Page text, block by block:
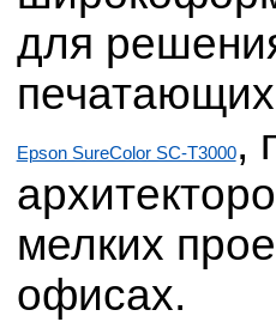
для
Epson SureColor SC-T3000,
мелких
офисах.